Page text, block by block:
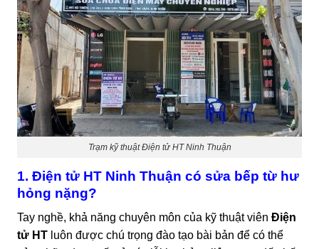
Trạm kỹ thuật Điện tử HT Ninh Thuận
1. Điện tử HT Ninh Thuận có sửa bếp từ hư
hỏng nặng?
Tay nghề, khả năng chuyên môn của kỹ thuật viên Điện
tử HT luôn được chú trọng đào tạo bài bản để có thể